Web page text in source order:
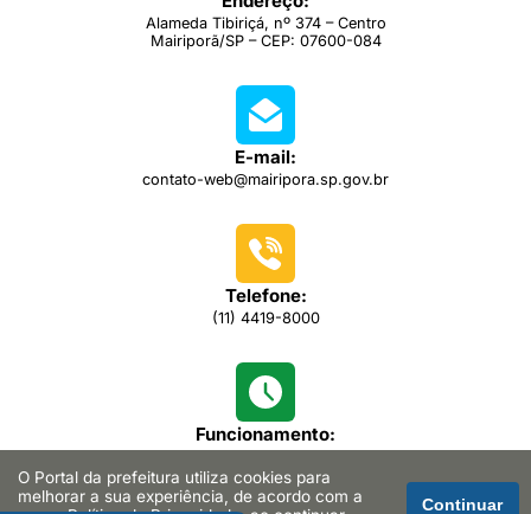
Alameda Tibiriçá, nº 374 – Centro
Mairiporã/SP – CEP: 07600-084
E-mail:
contato-web@mairipora.sp.gov.br
Telefone:
(11) 4419-8000
Funcionamento:
das 08h00 às 16h30
O Portal da prefeitura utiliza cookies para
melhorar a sua experiência, de acordo com a
Continuar